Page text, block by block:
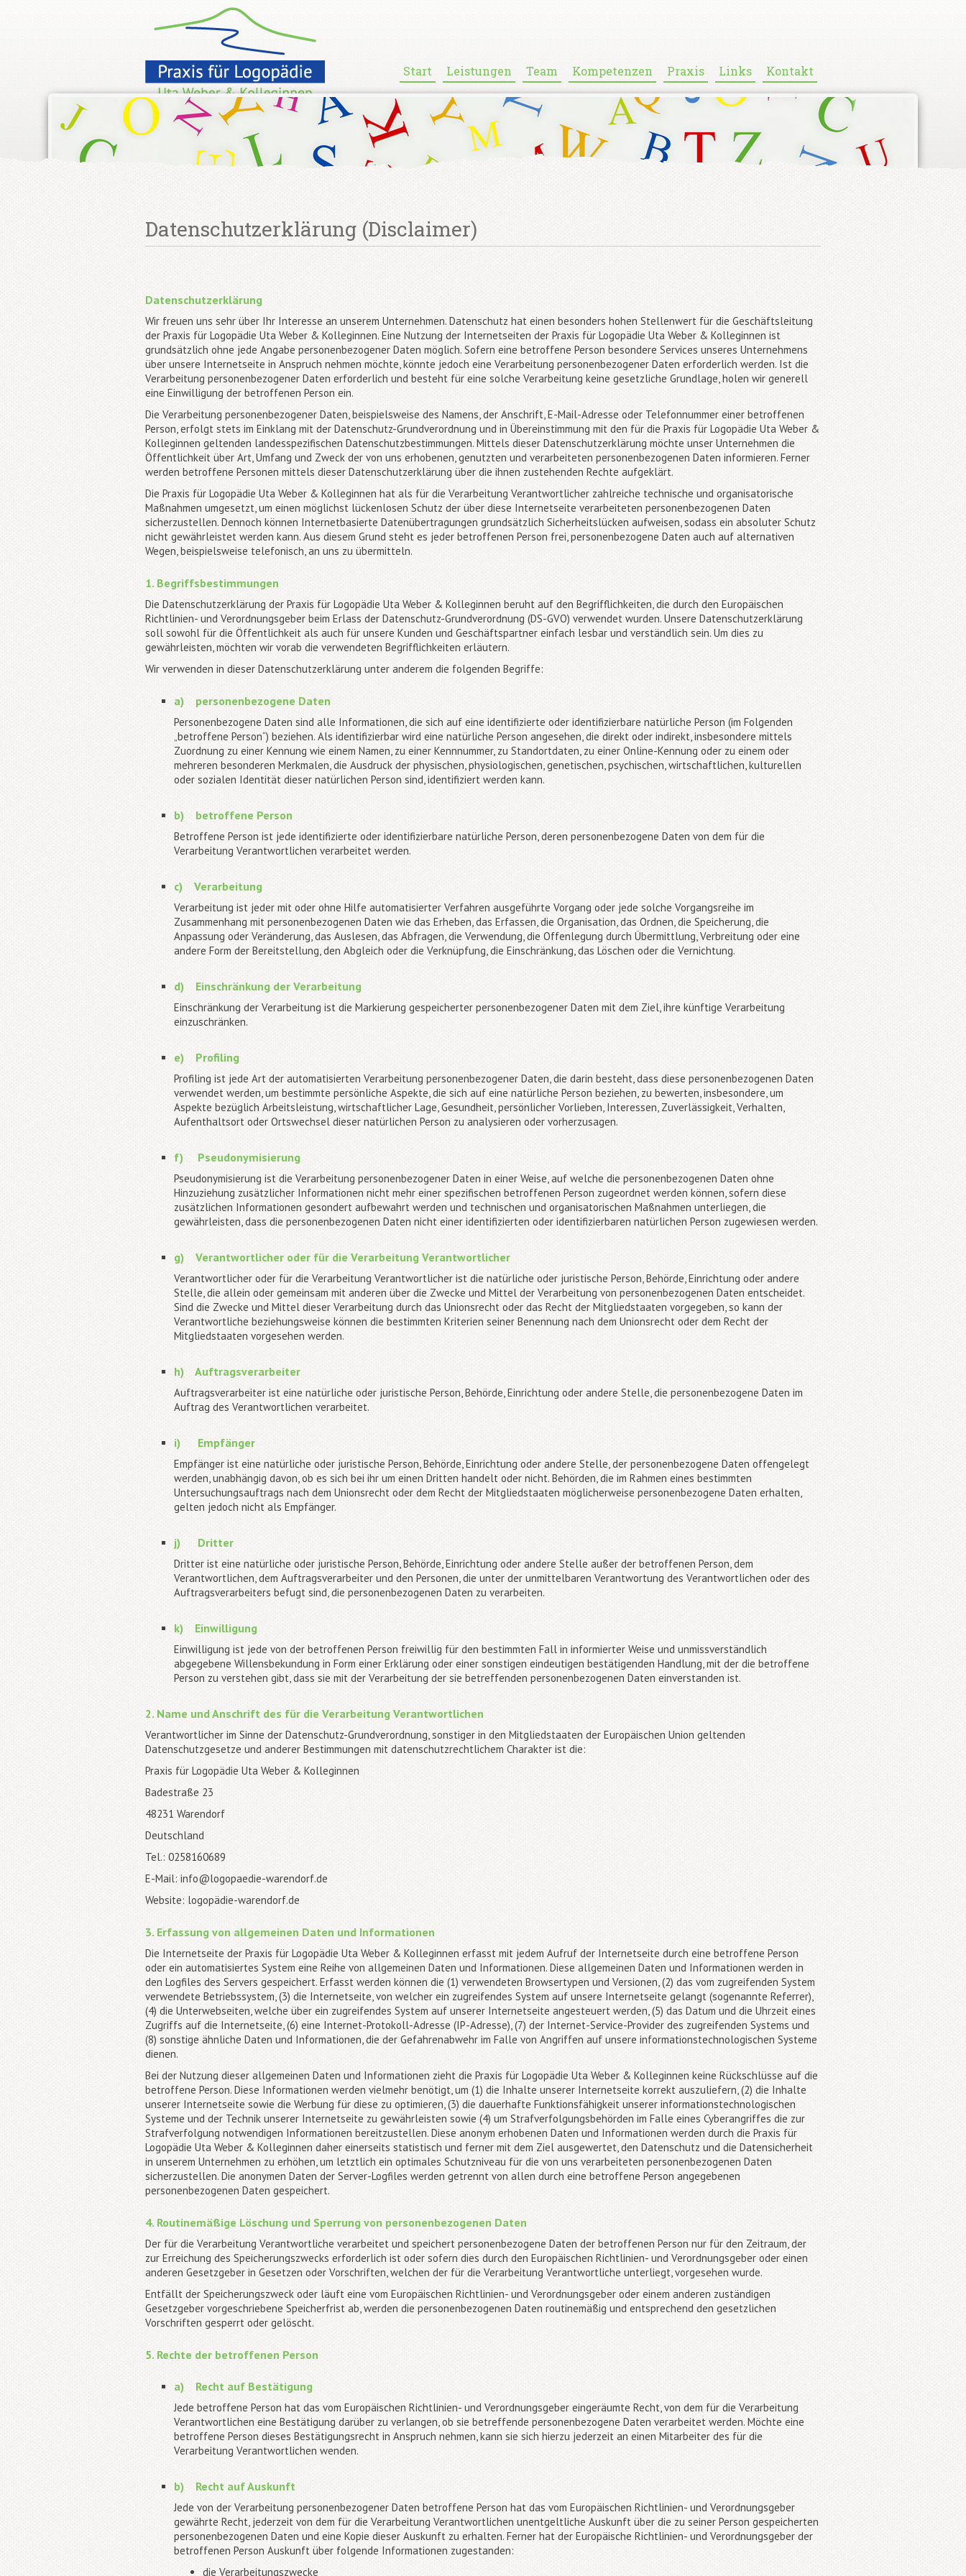
Start Leistungen Team Kompetenzen Praxis Links Kontakt
Datenschutzerklärung (Disclaimer)
Datenschutzerklärung
Wir freuen uns sehr über Ihr Interesse an unserem Unternehmen. Datenschutz hat einen besonders hohen Stellenwert für die Geschäftsleitung
der Praxis für Logopädie Uta Weber & Kolleginnen. Eine Nutzung der Internetseiten der Praxis für Logopädie Uta Weber & Kolleginnen ist
grundsätzlich ohne jede Angabe personenbezogener Daten möglich. Sofern eine betroffene Person besondere Services unseres Unternehmens
über unsere Internetseite in Anspruch nehmen möchte, könnte jedoch eine Verarbeitung personenbezogener Daten erforderlich werden. Ist die
Verarbeitung personenbezogener Daten erforderlich und besteht für eine solche Verarbeitung keine gesetzliche Grundlage, holen wir generell
eine Einwilligung der betroffenen Person ein.
Die Verarbeitung personenbezogener Daten, beispielsweise des Namens, der Anschrift, E-Mail-Adresse oder Telefonnummer einer betroffenen
Person, erfolgt stets im Einklang mit der Datenschutz-Grundverordnung und in Übereinstimmung mit den für die Praxis für Logopädie Uta Weber &
Kolleginnen geltenden landesspezifischen Datenschutzbestimmungen. Mittels dieser Datenschutzerklärung möchte unser Unternehmen die
Öffentlichkeit über Art, Umfang und Zweck der von uns erhobenen, genutzten und verarbeiteten personenbezogenen Daten informieren. Ferner
werden betroffene Personen mittels dieser Datenschutzerklärung über die ihnen zustehenden Rechte aufgeklärt.
Die Praxis für Logopädie Uta Weber & Kolleginnen hat als für die Verarbeitung Verantwortlicher zahlreiche technische und organisatorische
Maßnahmen umgesetzt, um einen möglichst lückenlosen Schutz der über diese Internetseite verarbeiteten personenbezogenen Daten
sicherzustellen. Dennoch können Internetbasierte Datenübertragungen grundsätzlich Sicherheitslücken aufweisen, sodass ein absoluter Schutz
nicht gewährleistet werden kann. Aus diesem Grund steht es jeder betroffenen Person frei, personenbezogene Daten auch auf alternativen
Wegen, beispielsweise telefonisch, an uns zu übermitteln.
1. Begriffsbestimmungen
Die Datenschutzerklärung der Praxis für Logopädie Uta Weber & Kolleginnen beruht auf den Begrifflichkeiten, die durch den Europäischen
Richtlinien- und Verordnungsgeber beim Erlass der Datenschutz-Grundverordnung (DS-GVO) verwendet wurden. Unsere Datenschutzerklärung
soll sowohl für die Öffentlichkeit als auch für unsere Kunden und Geschäftspartner einfach lesbar und verständlich sein. Um dies zu
gewährleisten, möchten wir vorab die verwendeten Begrifflichkeiten erläutern.
Wir verwenden in dieser Datenschutzerklärung unter anderem die folgenden Begriffe:
a) personenbezogene Daten
Personenbezogene Daten sind alle Informationen, die sich auf eine identifizierte oder identifizierbare natürliche Person (im Folgenden
„betroffene Person“) beziehen. Als identifizierbar wird eine natürliche Person angesehen, die direkt oder indirekt, insbesondere mittels
Zuordnung zu einer Kennung wie einem Namen, zu einer Kennnummer, zu Standortdaten, zu einer Online-Kennung oder zu einem oder
mehreren besonderen Merkmalen, die Ausdruck der physischen, physiologischen, genetischen, psychischen, wirtschaftlichen, kulturellen
oder sozialen Identität dieser natürlichen Person sind, identifiziert werden kann.
b) betroffene Person
Betroffene Person ist jede identifizierte oder identifizierbare natürliche Person, deren personenbezogene Daten von dem für die
Verarbeitung Verantwortlichen verarbeitet werden.
c) Verarbeitung
Verarbeitung ist jeder mit oder ohne Hilfe automatisierter Verfahren ausgeführte Vorgang oder jede solche Vorgangsreihe im
Zusammenhang mit personenbezogenen Daten wie das Erheben, das Erfassen, die Organisation, das Ordnen, die Speicherung, die
Anpassung oder Veränderung, das Auslesen, das Abfragen, die Verwendung, die Offenlegung durch Übermittlung, Verbreitung oder eine
andere Form der Bereitstellung, den Abgleich oder die Verknüpfung, die Einschränkung, das Löschen oder die Vernichtung.
d) Einschränkung der Verarbeitung
Einschränkung der Verarbeitung ist die Markierung gespeicherter personenbezogener Daten mit dem Ziel, ihre künftige Verarbeitung
einzuschränken.
e) Profiling
Profiling ist jede Art der automatisierten Verarbeitung personenbezogener Daten, die darin besteht, dass diese personenbezogenen Daten
verwendet werden, um bestimmte persönliche Aspekte, die sich auf eine natürliche Person beziehen, zu bewerten, insbesondere, um
Aspekte bezüglich Arbeitsleistung, wirtschaftlicher Lage, Gesundheit, persönlicher Vorlieben, Interessen, Zuverlässigkeit, Verhalten,
Aufenthaltsort oder Ortswechsel dieser natürlichen Person zu analysieren oder vorherzusagen.
f) Pseudonymisierung
Pseudonymisierung ist die Verarbeitung personenbezogener Daten in einer Weise, auf welche die personenbezogenen Daten ohne
Hinzuziehung zusätzlicher Informationen nicht mehr einer spezifischen betroffenen Person zugeordnet werden können, sofern diese
zusätzlichen Informationen gesondert aufbewahrt werden und technischen und organisatorischen Maßnahmen unterliegen, die
gewährleisten, dass die personenbezogenen Daten nicht einer identifizierten oder identifizierbaren natürlichen Person zugewiesen werden.
g) Verantwortlicher oder für die Verarbeitung Verantwortlicher
Verantwortlicher oder für die Verarbeitung Verantwortlicher ist die natürliche oder juristische Person, Behörde, Einrichtung oder andere
Stelle, die allein oder gemeinsam mit anderen über die Zwecke und Mittel der Verarbeitung von personenbezogenen Daten entscheidet.
Sind die Zwecke und Mittel dieser Verarbeitung durch das Unionsrecht oder das Recht der Mitgliedstaaten vorgegeben, so kann der
Verantwortliche beziehungsweise können die bestimmten Kriterien seiner Benennung nach dem Unionsrecht oder dem Recht der
Mitgliedstaaten vorgesehen werden.
h) Auftragsverarbeiter
Auftragsverarbeiter ist eine natürliche oder juristische Person, Behörde, Einrichtung oder andere Stelle, die personenbezogene Daten im
Auftrag des Verantwortlichen verarbeitet.
i) Empfänger
Empfänger ist eine natürliche oder juristische Person, Behörde, Einrichtung oder andere Stelle, der personenbezogene Daten offengelegt
werden, unabhängig davon, ob es sich bei ihr um einen Dritten handelt oder nicht. Behörden, die im Rahmen eines bestimmten
Untersuchungsauftrags nach dem Unionsrecht oder dem Recht der Mitgliedstaaten möglicherweise personenbezogene Daten erhalten,
gelten jedoch nicht als Empfänger.
j) Dritter
Dritter ist eine natürliche oder juristische Person, Behörde, Einrichtung oder andere Stelle außer der betroffenen Person, dem
Verantwortlichen, dem Auftragsverarbeiter und den Personen, die unter der unmittelbaren Verantwortung des Verantwortlichen oder des
Auftragsverarbeiters befugt sind, die personenbezogenen Daten zu verarbeiten.
k) Einwilligung
Einwilligung ist jede von der betroffenen Person freiwillig für den bestimmten Fall in informierter Weise und unmissverständlich
abgegebene Willensbekundung in Form einer Erklärung oder einer sonstigen eindeutigen bestätigenden Handlung, mit der die betroffene
Person zu verstehen gibt, dass sie mit der Verarbeitung der sie betreffenden personenbezogenen Daten einverstanden ist.
2. Name und Anschrift des für die Verarbeitung Verantwortlichen
Verantwortlicher im Sinne der Datenschutz-Grundverordnung, sonstiger in den Mitgliedstaaten der Europäischen Union geltenden
Datenschutzgesetze und anderer Bestimmungen mit datenschutzrechtlichem Charakter ist die:
Praxis für Logopädie Uta Weber & Kolleginnen
Badestraße 23
48231 Warendorf
Deutschland
Tel.: 0258160689
E-Mail: info@logopaedie-warendorf.de
Website: logopädie-warendorf.de
3. Erfassung von allgemeinen Daten und Informationen
Die Internetseite der Praxis für Logopädie Uta Weber & Kolleginnen erfasst mit jedem Aufruf der Internetseite durch eine betroffene Person
oder ein automatisiertes System eine Reihe von allgemeinen Daten und Informationen. Diese allgemeinen Daten und Informationen werden in
den Logfiles des Servers gespeichert. Erfasst werden können die (1) verwendeten Browsertypen und Versionen, (2) das vom zugreifenden System
verwendete Betriebssystem, (3) die Internetseite, von welcher ein zugreifendes System auf unsere Internetseite gelangt (sogenannte Referrer),
(4) die Unterwebseiten, welche über ein zugreifendes System auf unserer Internetseite angesteuert werden, (5) das Datum und die Uhrzeit eines
Zugriffs auf die Internetseite, (6) eine Internet-Protokoll-Adresse (IP-Adresse), (7) der Internet-Service-Provider des zugreifenden Systems und
(8) sonstige ähnliche Daten und Informationen, die der Gefahrenabwehr im Falle von Angriffen auf unsere informationstechnologischen Systeme
dienen.
Bei der Nutzung dieser allgemeinen Daten und Informationen zieht die Praxis für Logopädie Uta Weber & Kolleginnen keine Rückschlüsse auf die
betroffene Person. Diese Informationen werden vielmehr benötigt, um (1) die Inhalte unserer Internetseite korrekt auszuliefern, (2) die Inhalte
unserer Internetseite sowie die Werbung für diese zu optimieren, (3) die dauerhafte Funktionsfähigkeit unserer informationstechnologischen
Systeme und der Technik unserer Internetseite zu gewährleisten sowie (4) um Strafverfolgungsbehörden im Falle eines Cyberangriffes die zur
Strafverfolgung notwendigen Informationen bereitzustellen. Diese anonym erhobenen Daten und Informationen werden durch die Praxis für
Logopädie Uta Weber & Kolleginnen daher einerseits statistisch und ferner mit dem Ziel ausgewertet, den Datenschutz und die Datensicherheit
in unserem Unternehmen zu erhöhen, um letztlich ein optimales Schutzniveau für die von uns verarbeiteten personenbezogenen Daten
sicherzustellen. Die anonymen Daten der Server-Logfiles werden getrennt von allen durch eine betroffene Person angegebenen
personenbezogenen Daten gespeichert.
4. Routinemäßige Löschung und Sperrung von personenbezogenen Daten
Der für die Verarbeitung Verantwortliche verarbeitet und speichert personenbezogene Daten der betroffenen Person nur für den Zeitraum, der
zur Erreichung des Speicherungszwecks erforderlich ist oder sofern dies durch den Europäischen Richtlinien- und Verordnungsgeber oder einen
anderen Gesetzgeber in Gesetzen oder Vorschriften, welchen der für die Verarbeitung Verantwortliche unterliegt, vorgesehen wurde.
Entfällt der Speicherungszweck oder läuft eine vom Europäischen Richtlinien- und Verordnungsgeber oder einem anderen zuständigen
Gesetzgeber vorgeschriebene Speicherfrist ab, werden die personenbezogenen Daten routinemäßig und entsprechend den gesetzlichen
Vorschriften gesperrt oder gelöscht.
5. Rechte der betroffenen Person
a) Recht auf Bestätigung
Jede betroffene Person hat das vom Europäischen Richtlinien- und Verordnungsgeber eingeräumte Recht, von dem für die Verarbeitung
Verantwortlichen eine Bestätigung darüber zu verlangen, ob sie betreffende personenbezogene Daten verarbeitet werden. Möchte eine
betroffene Person dieses Bestätigungsrecht in Anspruch nehmen, kann sie sich hierzu jederzeit an einen Mitarbeiter des für die
Verarbeitung Verantwortlichen wenden.
b) Recht auf Auskunft
Jede von der Verarbeitung personenbezogener Daten betroffene Person hat das vom Europäischen Richtlinien- und Verordnungsgeber
gewährte Recht, jederzeit von dem für die Verarbeitung Verantwortlichen unentgeltliche Auskunft über die zu seiner Person gespeicherten
personenbezogenen Daten und eine Kopie dieser Auskunft zu erhalten. Ferner hat der Europäische Richtlinien- und Verordnungsgeber der
betroffenen Person Auskunft über folgende Informationen zugestanden:
die Verarbeitungszwecke